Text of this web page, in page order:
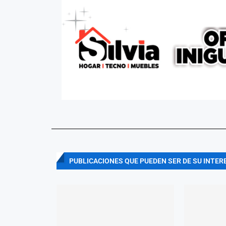
PUBLICACIONES QUE PUEDEN SER DE SU